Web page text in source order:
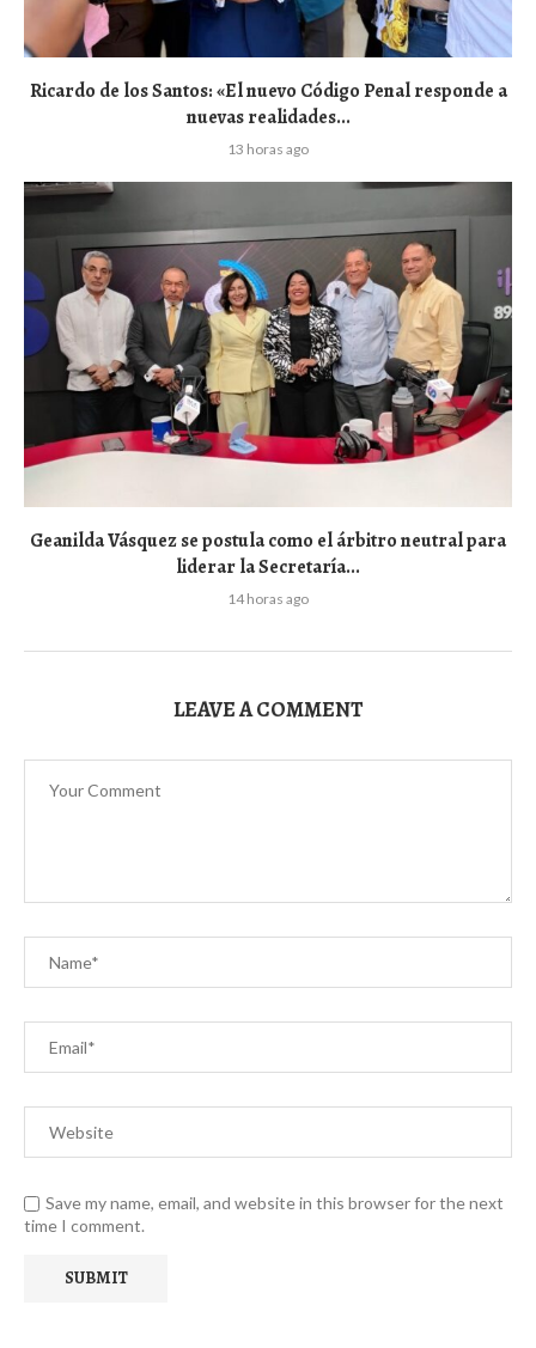
Ricardo de los Santos: «El nuevo Código Penal responde a
nuevas realidades...
13 horas ago
Geanilda Vásquez se postula como el árbitro neutral para
liderar la Secretaría...
14 horas ago
LEAVE A COMMENT
Save my name, email, and website in this browser for the next
time I comment.